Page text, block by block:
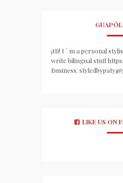
¡Hi! I ´ m a personal
write bilingual stuff
Business:
LIKE US ON